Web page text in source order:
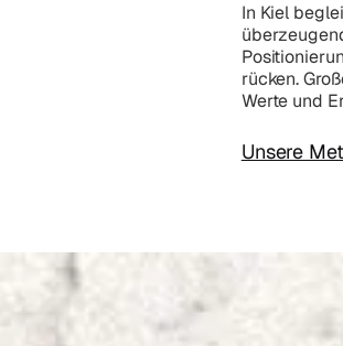
In Kiel
rücken.
Werte und
Unsere